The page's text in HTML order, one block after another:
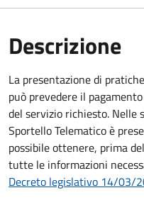
Descrizione
La presentazione di
può prevedere il
del servizio richiesto. Nelle
Sportello Telematico è
possibile ottenere, prima
tutte le informazioni
Decreto legislativo 14/03/